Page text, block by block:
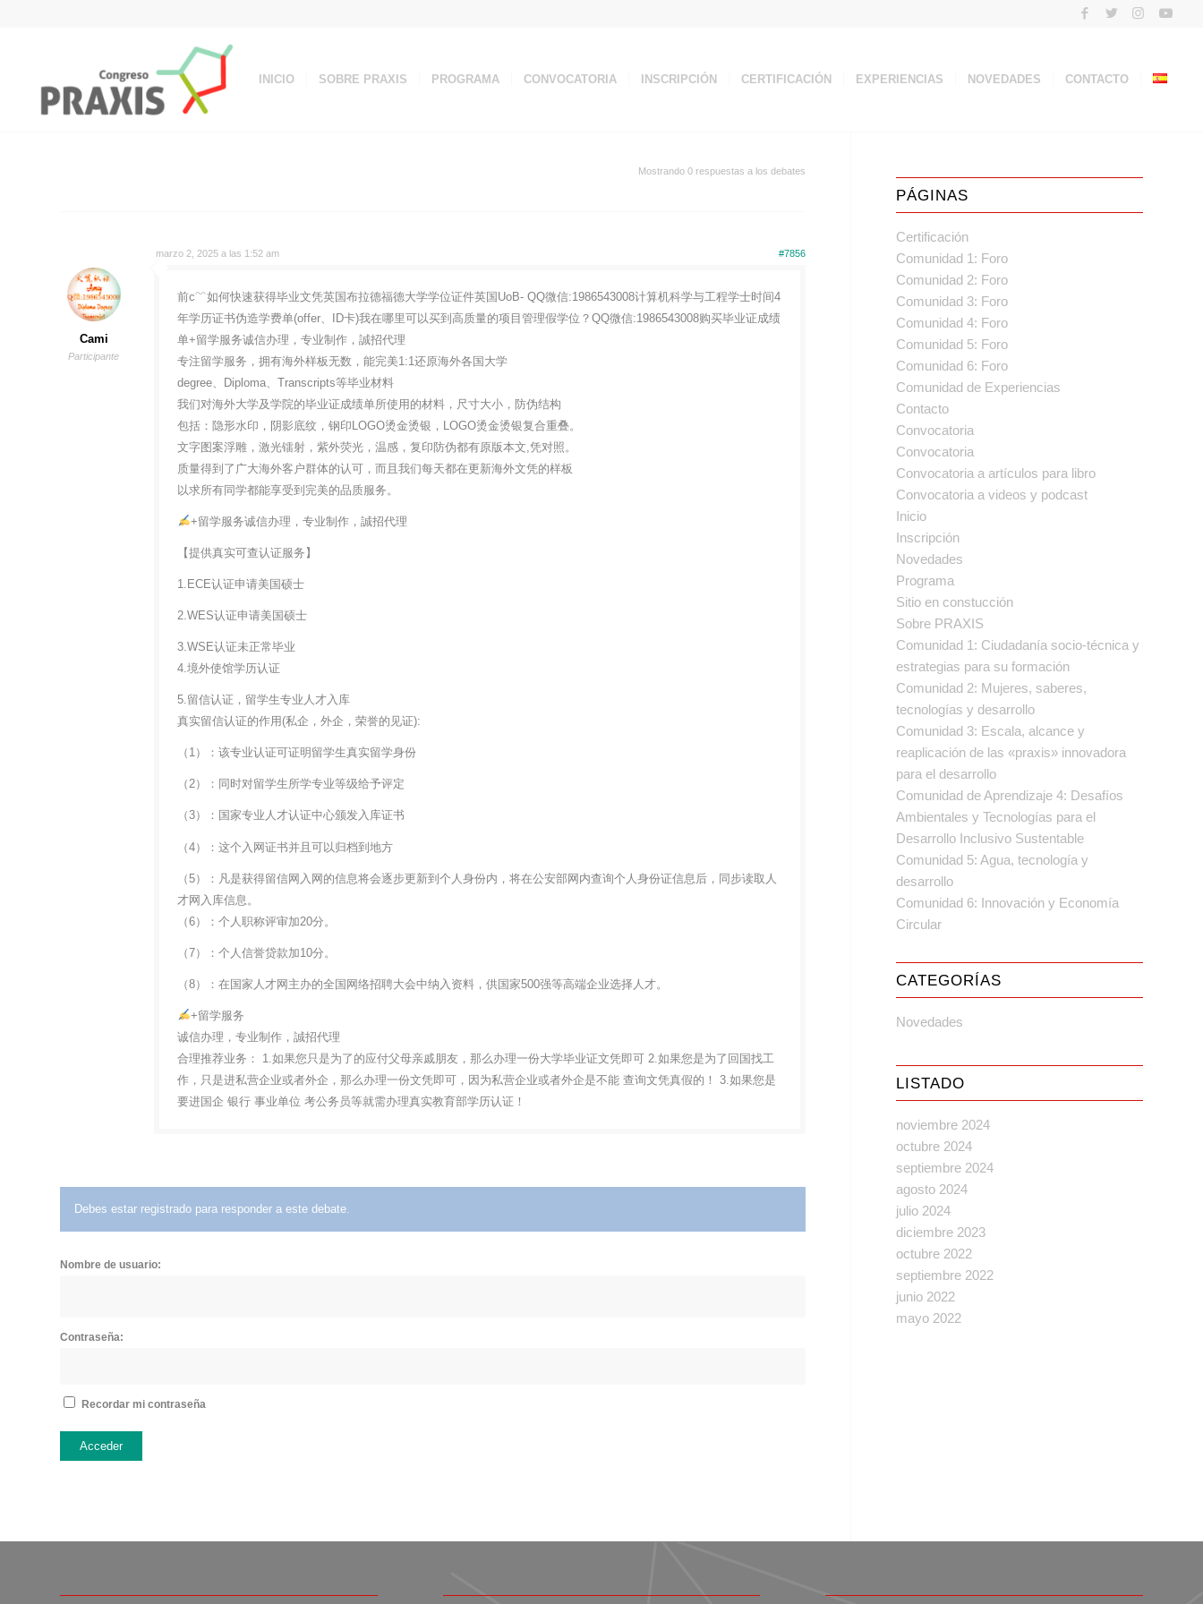
INICIO SOBRE PRAXIS PROGRAMA CONVOCATORIA INSCRIPCIÓN CERTIFICACIÓN EXPERIENCIAS NOVEDADES CONTACTO
Mostrando 0 respuestas a los debates
marzo 2, 2025 a las 1:52 am #7856
Cami
Participante
前c﹌如何快速获得毕业文凭英国布拉德福德大学学位证件英国UoB- QQ微信:1986543008计算机科学与工程学士时间4
年学历证书伪造学费单(offer、ID卡)我在哪里可以买到高质量的项目管理假学位？QQ微信:1986543008购买毕业证成绩
单+留学服务诚信办理，专业制作，誠招代理
专注留学服务，拥有海外样板无数，能完美1:1还原海外各国大学
degree、Diploma、Transcripts等毕业材料
我们对海外大学及学院的毕业证成绩单所使用的材料，尺寸大小，防伪结构
包括：隐形水印，阴影底纹，钢印LOGO烫金烫银，LOGO烫金烫银复合重叠。
文字图案浮雕，激光镭射，紫外荧光，温感，复印防伪都有原版本文,凭对照。
质量得到了广大海外客户群体的认可，而且我们每天都在更新海外文凭的样板
以求所有同学都能享受到完美的品质服务。
+留学服务诚信办理，专业制作，誠招代理
【提供真实可查认证服务】
1.ECE认证申请美国硕士
2.WES认证申请美国硕士
3.WSE认证未正常毕业
4.境外使馆学历认证
5.留信认证，留学生专业人才入库
真实留信认证的作用(私企，外企，荣誉的见证):
（1）：该专业认证可证明留学生真实留学身份
（2）：同时对留学生所学专业等级给予评定
（3）：国家专业人才认证中心颁发入库证书
（4）：这个入网证书并且可以归档到地方
（5）：凡是获得留信网入网的信息将会逐步更新到个人身份内，将在公安部网内查询个人身份证信息后，同步读取人
才网入库信息。
（6）：个人职称评审加20分。
（7）：个人信誉贷款加10分。
（8）：在国家人才网主办的全国网络招聘大会中纳入资料，供国家500强等高端企业选择人才。
+留学服务
诚信办理，专业制作，誠招代理
合理推荐业务： 1.如果您只是为了的应付父母亲戚朋友，那么办理一份大学毕业证文凭即可 2.如果您是为了回国找工
作，只是进私营企业或者外企，那么办理一份文凭即可，因为私营企业或者外企是不能 查询文凭真假的！ 3.如果您是
要进国企 银行 事业单位 考公务员等就需办理真实教育部学历认证！
Debes estar registrado para responder a este debate.
Nombre de usuario:
Contraseña:
Recordar mi contraseña
Acceder
PÁGINAS
Certificación
Comunidad 1: Foro
Comunidad 2: Foro
Comunidad 3: Foro
Comunidad 4: Foro
Comunidad 5: Foro
Comunidad 6: Foro
Comunidad de Experiencias
Contacto
Convocatoria
Convocatoria
Convocatoria a artículos para libro
Convocatoria a videos y podcast
Inicio
Inscripción
Novedades
Programa
Sitio en constucción
Sobre PRAXIS
Comunidad 1: Ciudadanía socio-técnica y
estrategias para su formación
Comunidad 2: Mujeres, saberes,
tecnologías y desarrollo
Comunidad 3: Escala, alcance y
reaplicación de las «praxis» innovadora
para el desarrollo
Comunidad de Aprendizaje 4: Desafíos
Ambientales y Tecnologías para el
Desarrollo Inclusivo Sustentable
Comunidad 5: Agua, tecnología y
desarrollo
Comunidad 6: Innovación y Economía
Circular
CATEGORÍAS
Novedades
LISTADO
noviembre 2024
octubre 2024
septiembre 2024
agosto 2024
julio 2024
diciembre 2023
octubre 2022
septiembre 2022
junio 2022
mayo 2022